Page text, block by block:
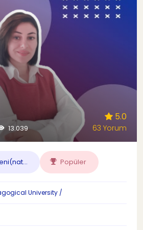
13.039
5.0
63 Yorum
Popüler
University /